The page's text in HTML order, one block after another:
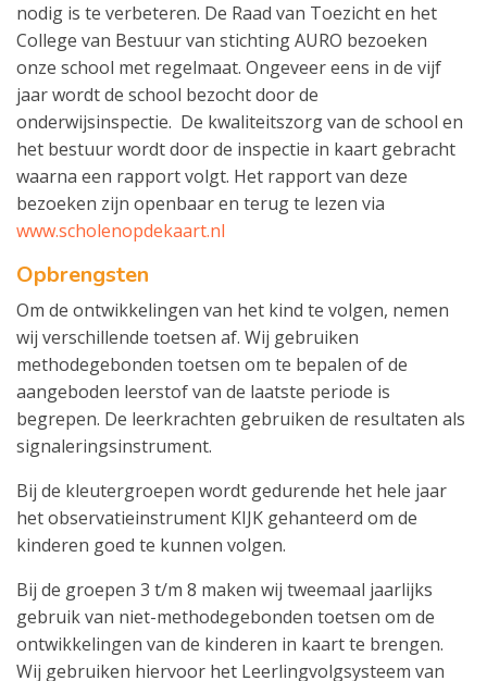
nodig is te verbeteren. De Raad van Toezicht en het
College van Bestuur van stichting AURO bezoeken
onze school met regelmaat. Ongeveer eens in de vijf
jaar wordt de school bezocht door de
onderwijsinspectie. De kwaliteitszorg van de school en
het bestuur wordt door de inspectie in kaart gebracht
waarna een rapport volgt. Het rapport van deze
bezoeken zijn openbaar en terug te lezen via
www.scholenopdekaart.nl
Opbrengsten
Om de ontwikkelingen van het kind te volgen, nemen
wij verschillende toetsen af. Wij gebruiken
methodegebonden toetsen om te bepalen of de
aangeboden leerstof van de laatste periode is
begrepen. De leerkrachten gebruiken de resultaten als
signaleringsinstrument.
Bij de kleutergroepen wordt gedurende het hele jaar
het observatieinstrument KIJK gehanteerd om de
kinderen goed te kunnen volgen.
Bij de groepen 3 t/m 8 maken wij tweemaal jaarlijks
gebruik van niet-methodegebonden toetsen om de
ontwikkelingen van de kinderen in kaart te brengen.
Wij gebruiken hiervoor het Leerlingvolgsysteem van